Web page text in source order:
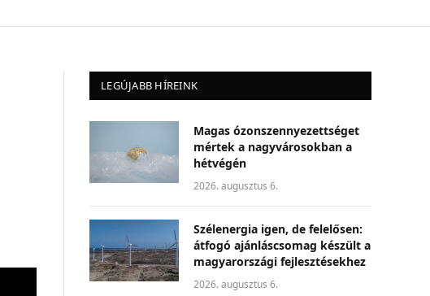
LEGÚJABB HÍREINK
Magas ózonszennyezettséget
mértek a nagyvárosokban a
hétvégén
2026. augusztus 6.
Szélenergia igen, de felelősen:
átfogó ajánláscsomag készült a
magyarországi fejlesztésekhez
2026. augusztus 6.